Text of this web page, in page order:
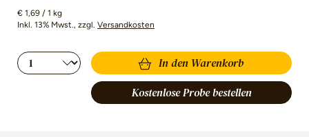
€ 1,69 / 1 kg
Inkl. 13% Mwst., zzgl. Versandkosten
Produkt Anzahl: Gib den gewünschten
In den Warenkorb
Kostenlose Probe bestellen